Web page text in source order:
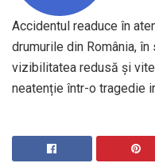
Accidentul readuce în
drumurile din România,
vizibilitatea redusă și
neatenție într-o tragedie